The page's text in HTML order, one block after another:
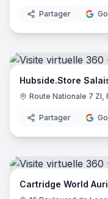
Partager
Hubside.Store
Partager
Cartridge World